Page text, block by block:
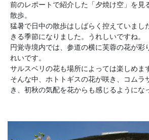
前のレポートで紹介した「夕焼け空」を見
散歩。
猛暑で日中の散歩はしばらく控えていまし
きる季節になりました。うれしいですね。
円覚寺境内では、参道の横に芙蓉の花が彩
れいです。
サルスベリの花も場所によっては楽しめま
そんな中、ホトトギスの花が咲き、コムラ
き、初秋の気配を花からも感じるようにな